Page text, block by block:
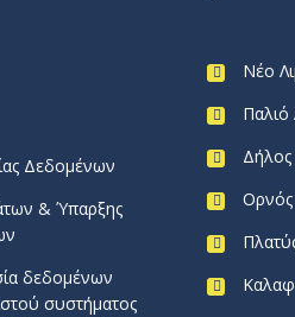
Δεδομένων
& Ύπαρξης
δεδομένων
συστήματος
Νέο
Παλιό
Δήλος
Ορνός